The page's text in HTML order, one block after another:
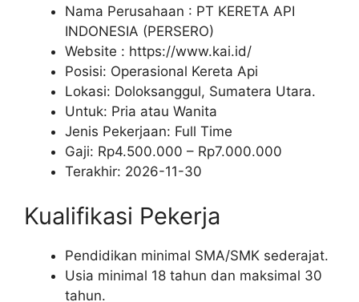
Nama Perusahaan : PT KERETA API
INDONESIA (PERSERO)
Website : https://www.kai.id/
Posisi: Operasional Kereta Api
Lokasi: Doloksanggul, Sumatera Utara.
Untuk: Pria atau Wanita
Jenis Pekerjaan: Full Time
Gaji: Rp4.500.000 – Rp7.000.000
Terakhir: 2026-11-30
Kualifikasi Pekerja
Pendidikan minimal SMA/SMK sederajat.
Usia minimal 18 tahun dan maksimal 30
tahun.